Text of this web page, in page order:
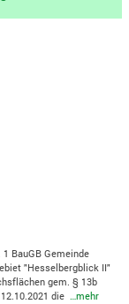
BauGB Gemeinde
"Hesselbergblick II"
gem. § 13b
12.10.2021 die…mehr